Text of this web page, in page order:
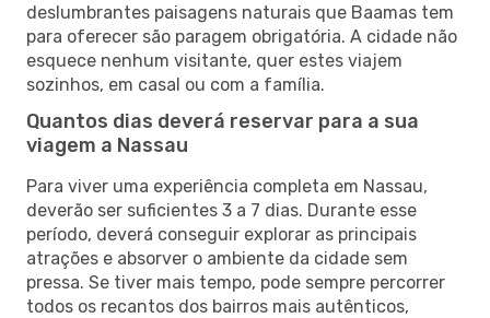
deslumbrantes paisagens naturais que Baamas tem
para oferecer são paragem obrigatória. A cidade não
esquece nenhum visitante, quer estes viajem
sozinhos, em casal ou com a família.
Quantos dias deverá reservar para a sua
viagem a Nassau
Para viver uma experiência completa em Nassau,
deverão ser suficientes 3 a 7 dias. Durante esse
período, deverá conseguir explorar as principais
atrações e absorver o ambiente da cidade sem
pressa. Se tiver mais tempo, pode sempre percorrer
todos os recantos dos bairros mais autênticos,